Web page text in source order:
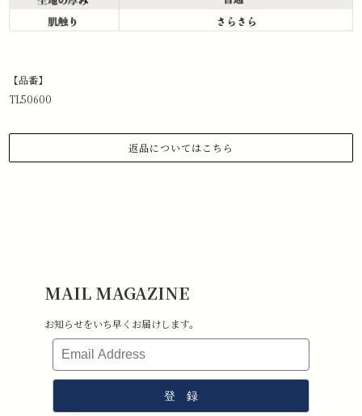
【品番】
TL50600
返品についてはこちら
4.室内での試着のみ（屋外・ゴルフ場で使用したものは返品不可となり
5.返品送料はお客様負担となります。その点ご了承ください。
MAIL MAGAZINE
お知らせをいち早くお届けします。